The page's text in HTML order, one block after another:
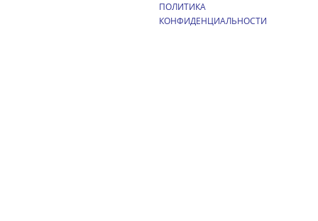
ПОЛИТИКА
КОНФИДЕНЦИАЛЬНОСТИ